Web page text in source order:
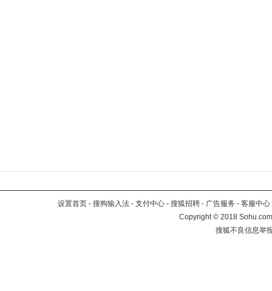
设置首页 - 搜狗输入法 - 支付中心 - 搜狐招聘 - 广告服务 - 客服中心
Copyright©2018
搜狐不良信息举